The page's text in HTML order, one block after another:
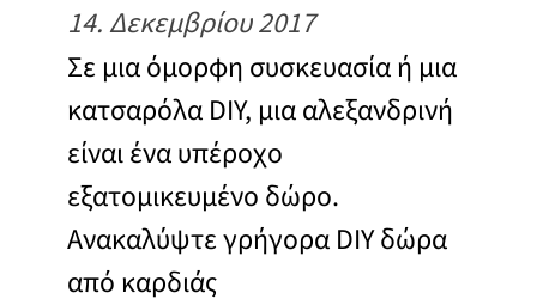
14. Δεκεμβρίου 2017
Σε μια όμορφη συσκευασία ή μια
κατσαρόλα DIY, μια αλεξανδρινή
είναι ένα υπέροχο
εξατομικευμένο δώρο.
Ανακαλύψτε γρήγορα DIY δώρα
από καρδιάς